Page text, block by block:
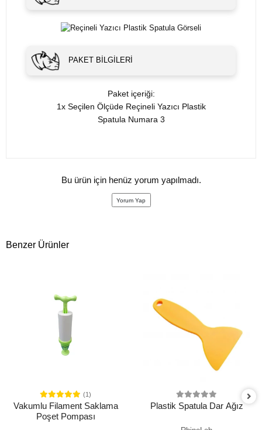
PAKET BILGILERI
Paket içeriği:
1x Seçilen Ölçüde Reçineli Yazıcı Plastik
Spatula Numara 3
Bu ürün için henüz yorum yapılmadı.
Yorum Yap
Benzer Ürünler
(1)
Vakumlu Filament Saklama
Poşet Pompası
Plastik Spatula Dar Ağız